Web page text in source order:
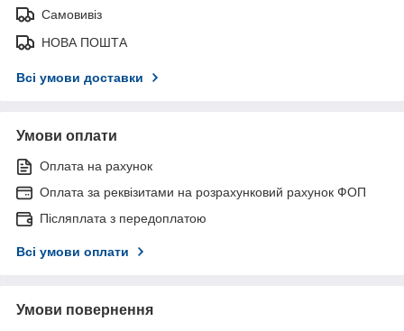
Самовивіз
НОВА ПОШТА
Всі умови доставки
Умови оплати
Оплата на рахунок
Оплата за реквізитами на розрахунковий рахунок ФОП
Післяплата з передоплатою
Всі умови оплати
Умови повернення